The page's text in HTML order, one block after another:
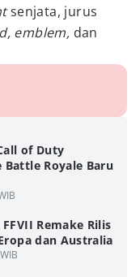
senjata, jurus
emblem, dan
of Duty
Battle Royale Baru
Remake Rilis
dan Australia